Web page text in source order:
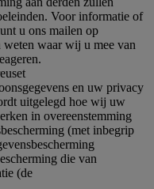
Voor informatie of
u ons mailen op
weten waar wij u mee van
en uw privacy
uitgelegd hoe wij uw
in overeenstemming
(met inbegrip
die van
(de